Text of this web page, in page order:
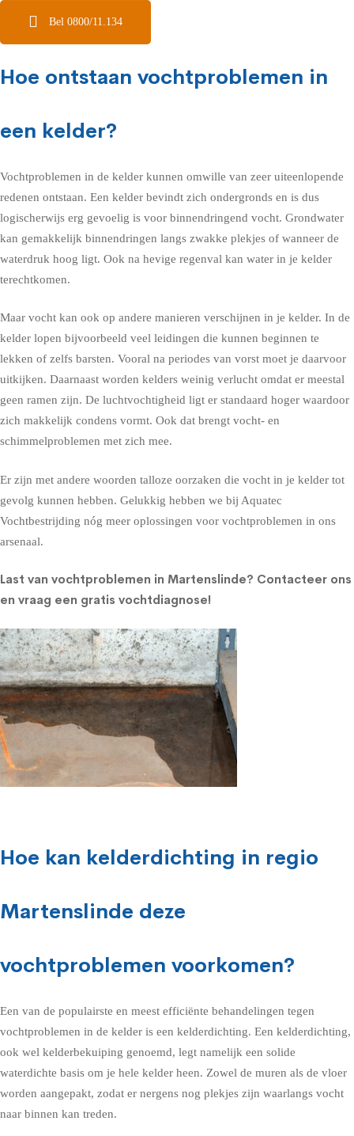
Bel 0800/11.134
Hoe ontstaan vochtproblemen in
een kelder?
Vochtproblemen in de kelder kunnen omwille van zeer uiteenlopende
redenen ontstaan. Een kelder bevindt zich ondergronds en is dus
logischerwijs erg gevoelig is voor binnendringend vocht. Grondwater
kan gemakkelijk binnendringen langs zwakke plekjes of wanneer de
waterdruk hoog ligt. Ook na hevige regenval kan water in je kelder
terechtkomen.
Maar vocht kan ook op andere manieren verschijnen in je kelder. In de
kelder lopen bijvoorbeeld veel leidingen die kunnen beginnen te
lekken of zelfs barsten. Vooral na periodes van vorst moet je daarvoor
uitkijken. Daarnaast worden kelders weinig verlucht omdat er meestal
geen ramen zijn. De luchtvochtigheid ligt er standaard hoger waardoor
zich makkelijk condens vormt. Ook dat brengt vocht- en
schimmelproblemen met zich mee.
Er zijn met andere woorden talloze oorzaken die vocht in je kelder tot
gevolg kunnen hebben. Gelukkig hebben we bij Aquatec
Vochtbestrijding nóg meer oplossingen voor vochtproblemen in ons
arsenaal.
Last van vochtproblemen in Martenslinde? Contacteer ons
en vraag een gratis vochtdiagnose!
Hoe kan kelderdichting in regio
Martenslinde deze
vochtproblemen voorkomen?
Een van de populairste en meest efficiënte behandelingen tegen
vochtproblemen in de kelder is een kelderdichting. Een kelderdichting,
ook wel kelderbekuiping genoemd, legt namelijk een solide
waterdichte basis om je hele kelder heen. Zowel de muren als de vloer
worden aangepakt, zodat er nergens nog plekjes zijn waarlangs vocht
naar binnen kan treden.